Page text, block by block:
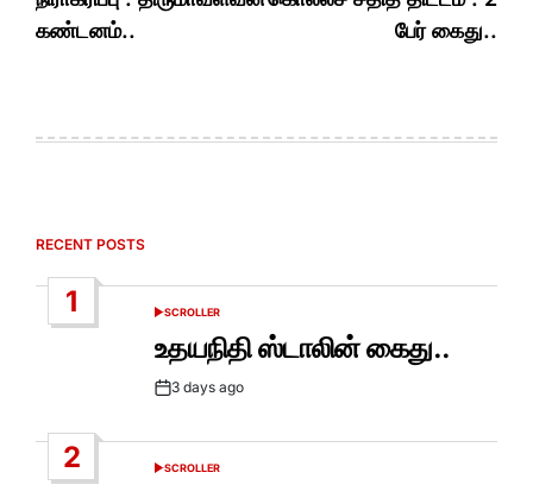
கண்டனம்..
பேர் கைது..
RECENT POSTS
1
POSTED
SCROLLER
உதயநிதி ஸ்டாலின் கைது..
Post3 days ago
2
POSTED
SCROLLER